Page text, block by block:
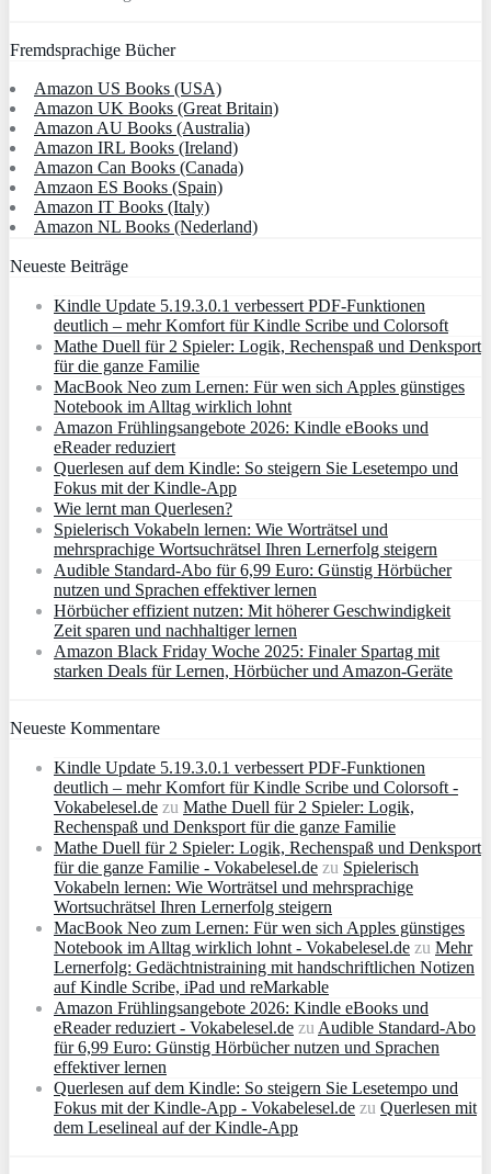
Fremdsprachige Bücher
Amazon US Books (USA)
Amazon UK Books (Great Britain)
Amazon AU Books (Australia)
Amazon IRL Books (Ireland)
Amazon Can Books (Canada)
Amzaon ES Books (Spain)
Amazon IT Books (Italy)
Amazon NL Books (Nederland)
Neueste Beiträge
Kindle Update 5.19.3.0.1 verbessert PDF-Funktionen
deutlich – mehr Komfort für Kindle Scribe und Colorsoft
Mathe Duell für 2 Spieler: Logik, Rechenspaß und Denksport
für die ganze Familie
MacBook Neo zum Lernen: Für wen sich Apples günstiges
Notebook im Alltag wirklich lohnt
Amazon Frühlingsangebote 2026: Kindle eBooks und
eReader reduziert
Querlesen auf dem Kindle: So steigern Sie Lesetempo und
Fokus mit der Kindle-App
Wie lernt man Querlesen?
Spielerisch Vokabeln lernen: Wie Worträtsel und
mehrsprachige Wortsuchrätsel Ihren Lernerfolg steigern
Audible Standard-Abo für 6,99 Euro: Günstig Hörbücher
nutzen und Sprachen effektiver lernen
Hörbücher effizient nutzen: Mit höherer Geschwindigkeit
Zeit sparen und nachhaltiger lernen
Amazon Black Friday Woche 2025: Finaler Spartag mit
starken Deals für Lernen, Hörbücher und Amazon‑Geräte
Neueste Kommentare
Kindle Update 5.19.3.0.1 verbessert PDF-Funktionen
deutlich – mehr Komfort für Kindle Scribe und Colorsoft -
Vokabelesel.de zu Mathe Duell für 2 Spieler: Logik,
Rechenspaß und Denksport für die ganze Familie
Mathe Duell für 2 Spieler: Logik, Rechenspaß und Denksport
für die ganze Familie - Vokabelesel.de zu Spielerisch
Vokabeln lernen: Wie Worträtsel und mehrsprachige
Wortsuchrätsel Ihren Lernerfolg steigern
MacBook Neo zum Lernen: Für wen sich Apples günstiges
Notebook im Alltag wirklich lohnt - Vokabelesel.de zu Mehr
Lernerfolg: Gedächtnistraining mit handschriftlichen Notizen
auf Kindle Scribe, iPad und reMarkable
Amazon Frühlingsangebote 2026: Kindle eBooks und
eReader reduziert - Vokabelesel.de zu Audible Standard-Abo
für 6,99 Euro: Günstig Hörbücher nutzen und Sprachen
effektiver lernen
Querlesen auf dem Kindle: So steigern Sie Lesetempo und
Fokus mit der Kindle-App - Vokabelesel.de zu Querlesen mit
dem Leselineal auf der Kindle-App